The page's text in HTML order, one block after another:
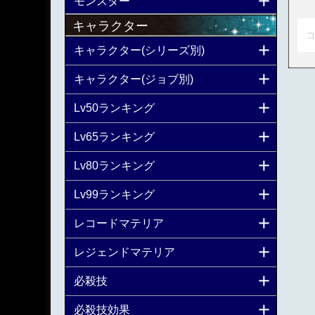
キャラクター
キャラクター(シリーズ別)
キャラクター(ジョブ別)
Lv50ランキング
Lv65ランキング
Lv80ランキング
Lv99ランキング
レコードマテリア
レジェンドマテリア
必殺技
必殺技効果